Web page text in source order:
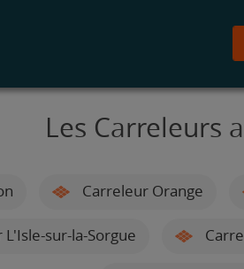
Les Carreleurs
Carreleur Orange
sur-la-Sorgue